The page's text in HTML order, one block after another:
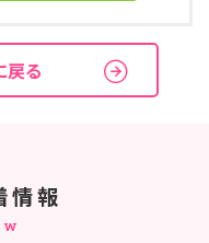
戻る
情報